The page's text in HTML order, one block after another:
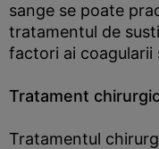
sange se poate
tratamentul de
factori ai coagularii
Tratament
Tratamentul